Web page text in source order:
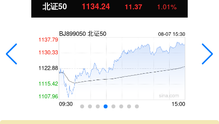
北证50 1134.24 11.37 1.01%